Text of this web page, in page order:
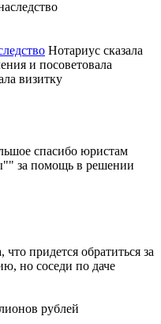
Нотариус сказала
и посоветовала
визитку
спасибо юристам
за помощь в решении
придется обратиться за
но соседи по даче